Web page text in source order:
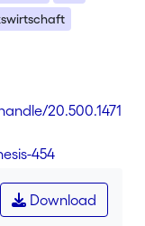
20.500.1471
454
Download